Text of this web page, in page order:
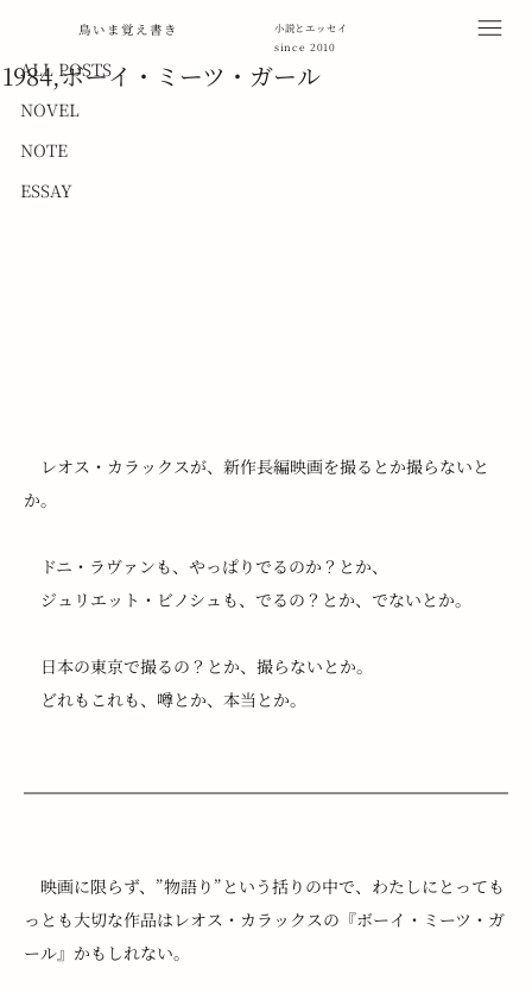
鳥いま覚え書き
小説とエッセイ
since 2010
ALL POSTS
NOVEL
NOTE
ESSAY
ALL POSTS
1984,ボーイ・ミーツ・ガール
レオス・カラックスが、新作長編映画を撮るとか撮らないと
か。
ドニ・ラヴァンも、やっぱりでるのか？とか、
ジュリエット・ビノシュも、でるの？とか、でないとか。
日本の東京で撮るの？とか、撮らないとか。
どれもこれも、噂とか、本当とか。
映画に限らず、”物語り”という括りの中で、わたしにとっても
っとも大切な作品はレオス・カラックスの『ボーイ・ミーツ・ガ
ール』かもしれない。